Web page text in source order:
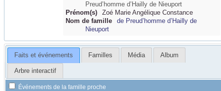
Preud’homme d’Hailly de Nieuport
Prénom(s)
Zoé Marie Angélique Constance
Nom de famille
de Preud’homme d’Hailly de
Nieuport
Faits et événements Familles Média Album
Arbre interactif
Événements de la famille proche